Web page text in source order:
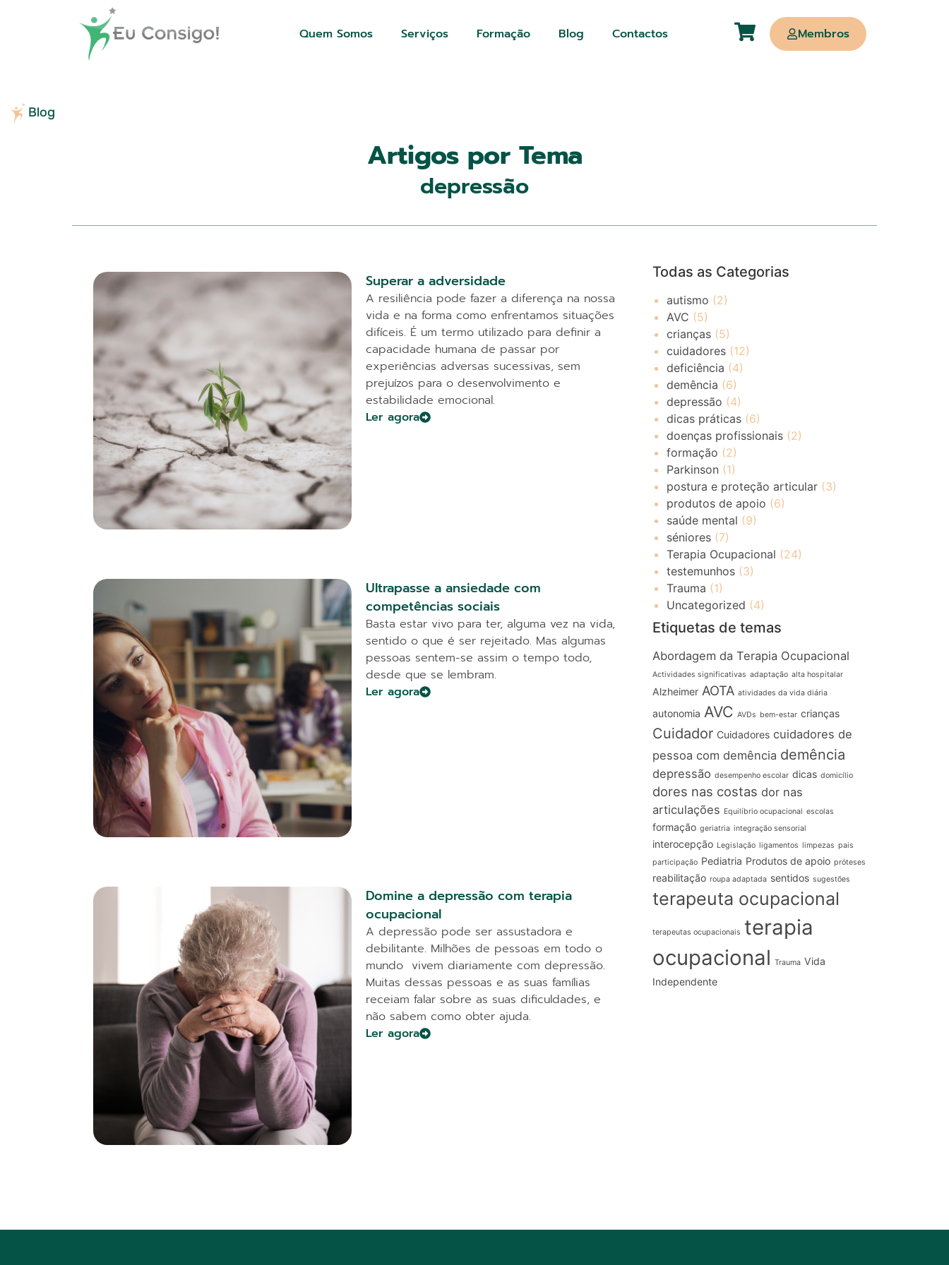
Quem Somos Serviços Formação Blog Contactos Membros
Blog
Artigos por Tema
depressão
Superar a adversidade
A resiliência pode fazer a diferença na nossa
vida e na forma como enfrentamos situações
difíceis. É um termo utilizado para definir a
capacidade humana de passar por
experiências adversas sucessivas, sem
prejuízos para o desenvolvimento e
estabilidade emocional.
Ler agora
Ultrapasse a ansiedade com
competências sociais
Basta estar vivo para ter, alguma vez na vida,
sentido o que é ser rejeitado. Mas algumas
pessoas sentem-se assim o tempo todo,
desde que se lembram.
Ler agora
Domine a depressão com terapia
ocupacional
A depressão pode ser assustadora e
debilitante. Milhões de pessoas em todo o
mundo vivem diariamente com depressão.
Muitas dessas pessoas e as suas famílias
receiam falar sobre as suas dificuldades, e
não sabem como obter ajuda.
Ler agora
Todas as Categorias
autismo (2)
AVC (5)
crianças(5)
cuidadores(12)
deficiência (4)
demência (6)
depressão (4)
dicas práticas(6)
doenças profissionais(2)
formação (2)
Parkinson (1)
postura e proteção articular(3)
produtos de apoio (6)
saúde mental (9)
séniores(7)
Terapia Ocupacional (24)
testemunhos(3)
Trauma (1)
Uncategorized (4)
Etiquetas de temas
Abordagem da Terapia Ocupacional
Actividades significativas adaptação alta hospitalar
Alzheimer AOTA atividades da vida diária
autonomia AVC AVDs bem-estar crianças
Cuidador Cuidadores cuidadores de
pessoa com demência demência
depressão desempenho escolar dicas domicílio
dores nas costas dor nas
articulações Equilíbrio ocupacional escolas
formação geriatria integração sensorial
interocepção Legislação ligamentos limpezas pais
participação Pediatria Produtos de apoio próteses
reabilitação roupa adaptada sentidos sugestões
terapeuta ocupacional
terapeutas ocupacionais terapia
ocupacional Trauma Vida
Independente